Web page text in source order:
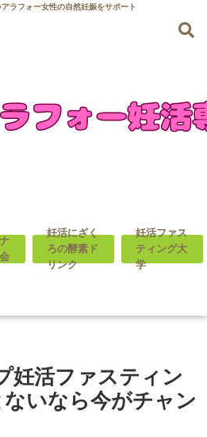
ラフォー女性の自然妊娠をサポート
妊活にざく
ろの酵素ド
リンク
妊活ファス
ティング大
学
妊活ファスティン
いなら今がチャン